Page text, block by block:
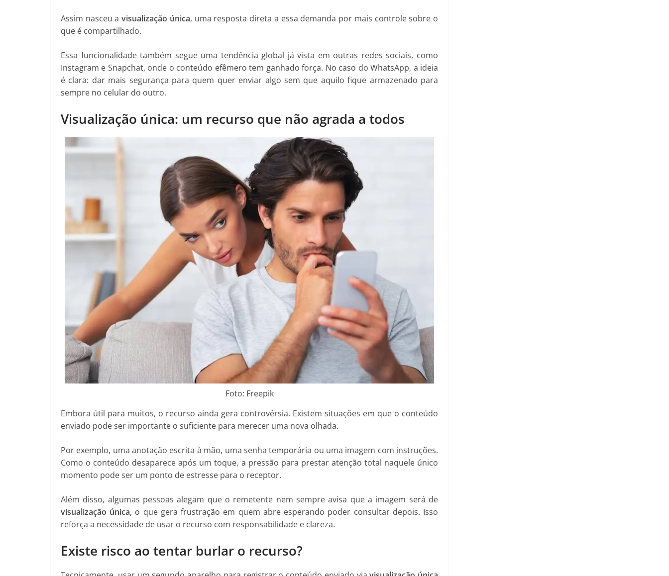
Assim nasceu avisualização única, uma resposta direta a essa demanda por mais controle sobre o
que é compartilhado.
Essa funcionalidade também segue uma tendência global já vista em outras redes sociais, como
Instagram e Snapchat, onde o conteúdo efêmero tem ganhado força. No caso do WhatsApp, a ideia
é clara: dar mais segurança para quem quer enviar algo sem que aquilo fique armazenado para
sempre no celular do outro.
Visualização única: um recurso que não agrada a todos
Foto: Freepik
Embora útil para muitos, o recurso ainda gera controvérsia. Existem situações em que o conteúdo
enviado pode ser importante o suficiente para merecer uma nova olhada.
Por exemplo, uma anotação escrita à mão, uma senha temporária ou uma imagem com instruções.
Como o conteúdo desaparece após um toque, a pressão para prestar atenção total naquele único
momento pode ser um ponto de estresse para o receptor.
Além disso, algumas pessoas alegam que o remetente nem sempre avisa que a imagem será de
visualização única, o que gera frustração em quem abre esperando poder consultar depois. Isso
reforça a necessidade de usar o recurso com responsabilidade e clareza.
Existe risco ao tentar burlar o recurso?